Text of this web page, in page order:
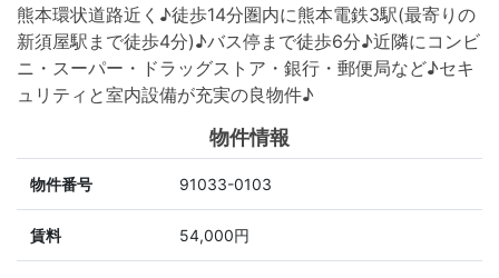
熊本環状道路近く♪徒歩14分圏内に熊本電鉄3駅(最寄りの
新須屋駅まで徒歩4分)♪バス停まで徒歩6分♪近隣にコンビ
ニ・スーパー・ドラッグストア・銀行・郵便局など♪セキ
ュリティと室内設備が充実の良物件♪
物件情報
物件番号 91033-0103
賃料 54,000円